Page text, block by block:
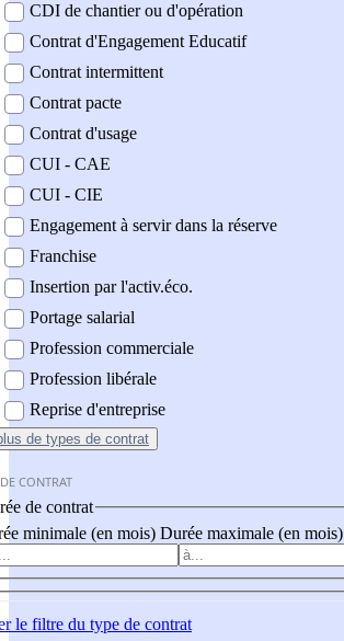
CDI de chantier ou d'opération
Contrat d'Engagement Educatif
Contrat intermittent
Contrat pacte
Contrat d'usage
CUI - CAE
CUI - CIE
Engagement à servir dans la réserve
Franchise
Insertion par l'activ.éco.
Portage salarial
Profession commerciale
Profession libérale
Reprise d'entreprise
de types de contrat
CONTRAT
de contrat
minimale (en mois) Durée maximale (en mois)
le filtre du type de contrat